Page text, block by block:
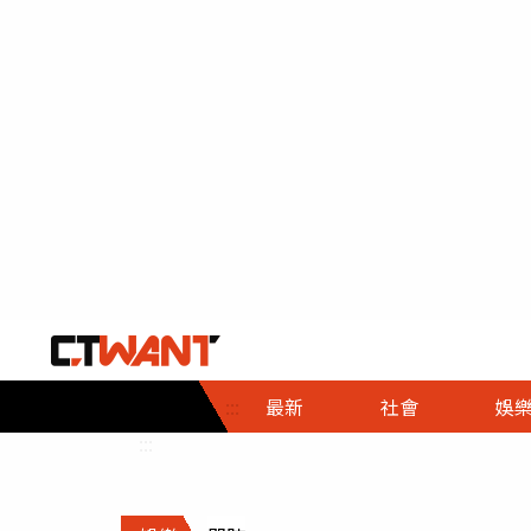
::: 最新 社會
社會首頁
時事
調查
娛樂
娛樂首頁
即時
財經首頁
熱線
政